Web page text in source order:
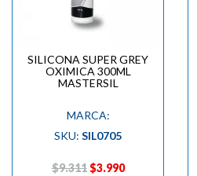
SILICONA SUPER GREY
OXIMICA 300ML
MASTERSIL
MARCA:
SKU: SIL0705
$9.311 $3.990